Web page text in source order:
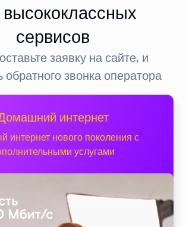
сервисов
заявку на сайте, и
обратного звонка оператора
интернет
интернет нового поколения с
услугами